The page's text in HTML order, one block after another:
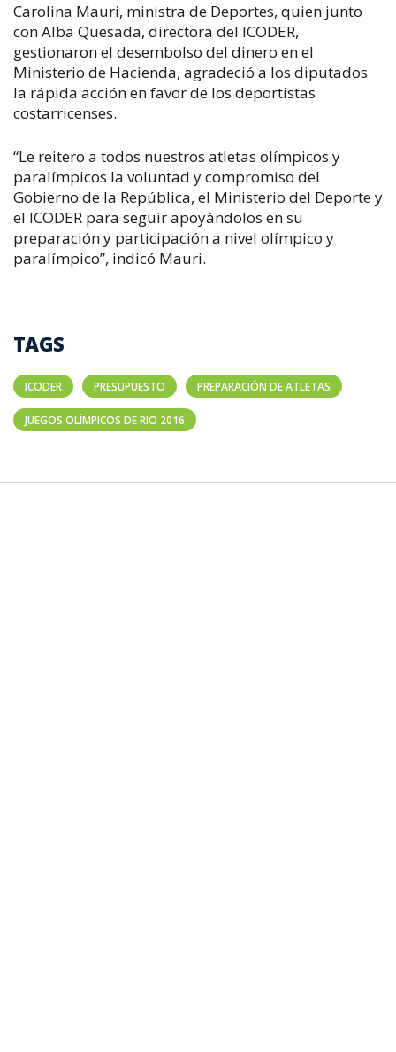
Carolina Mauri, ministra de Deportes, quien junto
con Alba Quesada, directora del ICODER,
gestionaron el desembolso del dinero en el
Ministerio de Hacienda, agradeció a los diputados
la rápida acción en favor de los deportistas
costarricenses.
“Le reitero a todos nuestros atletas olímpicos y
paralímpicos la voluntad y compromiso del
Gobierno de la República, el Ministerio del Deporte y
el ICODER para seguir apoyándolos en su
preparación y participación a nivel olímpico y
paralímpico”, indicó Mauri.
TAGS
ICODER PRESUPUESTO PREPARACIÓN DE ATLETAS
JUEGOS OLÍMPICOS DE RIO 2016